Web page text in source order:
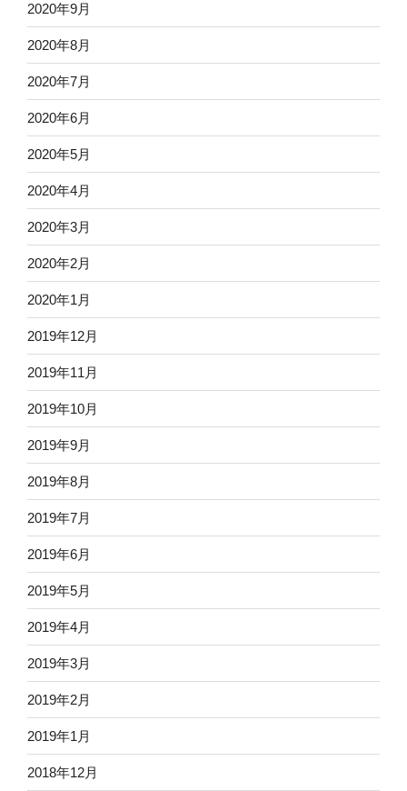
2020年9月
2020年8月
2020年7月
2020年6月
2020年5月
2020年4月
2020年3月
2020年2月
2020年1月
2019年12月
2019年11月
2019年10月
2019年9月
2019年8月
2019年7月
2019年6月
2019年5月
2019年4月
2019年3月
2019年2月
2019年1月
2018年12月